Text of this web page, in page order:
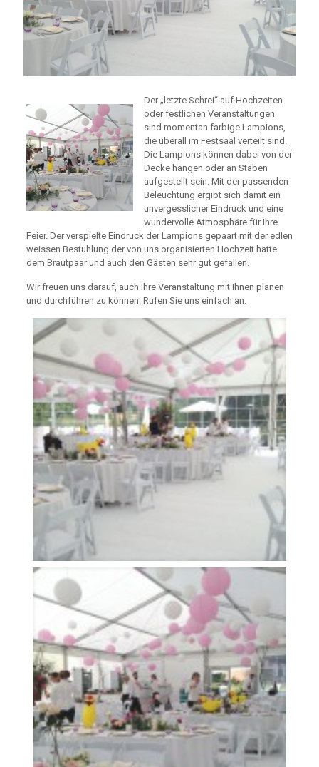
Der „letzte Schrei“ auf Hochzeiten
oder festlichen Veranstaltungen
sind momentan farbige Lampions,
die überall im Festsaal verteilt sind.
Die Lampions können dabei von der
Decke hängen oder an Stäben
aufgestellt sein. Mit der passenden
Beleuchtung ergibt sich damit ein
unvergesslicher Eindruck und eine
wundervolle Atmosphäre für Ihre
Feier. Der verspielte Eindruck der Lampions gepaart mit der edlen
weissen Bestuhlung der von uns organisierten Hochzeit hatte
dem Brautpaar und auch den Gästen sehr gut gefallen.
Wir freuen uns darauf, auch Ihre Veranstaltung mit Ihnen planen
und durchführen zu können. Rufen Sie uns einfach an.